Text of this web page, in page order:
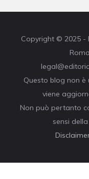
Copyright © 2025 -
Questo blog non
viene
Non può pertanto
sensi